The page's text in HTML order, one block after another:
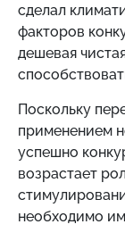
сделал
факторов
дешевая
Поскольку
применением
успешно
возрастает
необходимо